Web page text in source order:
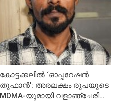
കോട്ടക്കലിൽ ‘ഓപ്പറേഷൻ
തൂഫാൻ’: അരലക്ഷം രൂപയുടെ
MDMA-യുമായി വളാഞ്ചേരി…